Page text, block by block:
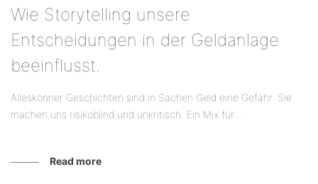
Wie Storytelling unsere
Entscheidungen in der Geldanlage
beeinflusst.
Alleskönner Geschichten sind in Sachen Geld eine Gefahr. Sie
machen uns risikoblind und unkritisch. Ein Mix für...
Read more